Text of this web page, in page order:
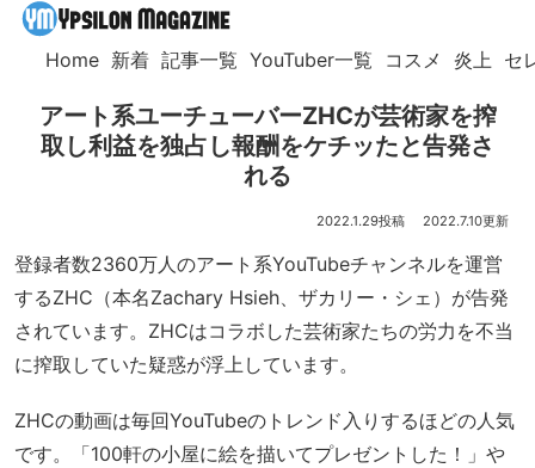
Home 新着 記事一覧 YouTuber一覧 コスメ 炎上 セ
アート系ユーチューバーZHCが芸術家を搾
取し利益を独占し報酬をケチッたと告発さ
れる
2022.1.29 2022.7.10
登録者数2360万人のアート系YouTubeチャンネルを運営
するZHC（本名Zachary Hsieh、ザカリー・シェ）が告発
されています。ZHCはコラボした芸術家たちの労力を不当
に搾取していた疑惑が浮上しています。
ZHCの動画は毎回YouTubeのトレンド入りするほどの人気
です。「100軒の小屋に絵を描いてプレゼントした！」や